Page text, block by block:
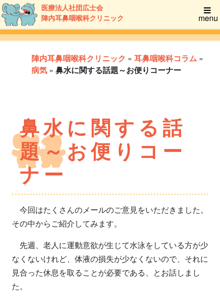
医療法人社団広士会
陣内耳鼻咽喉科クリニック
menu
陣内耳鼻咽喉科クリニック » 耳鼻咽喉科コラム »
病気 » 鼻水に関する話題～お便りコーナー
鼻水に関する話
題～お便りコー
ナー
今回はたくさんのメールのご意見をいただきました。
その中からご紹介してみます。
先週、老人に運動意欲が生じて水泳をしている方が少
なくないけれど、体液の損失が少なくないので、それに
見合った休息を取ることが必要である、とお話しまし
た。